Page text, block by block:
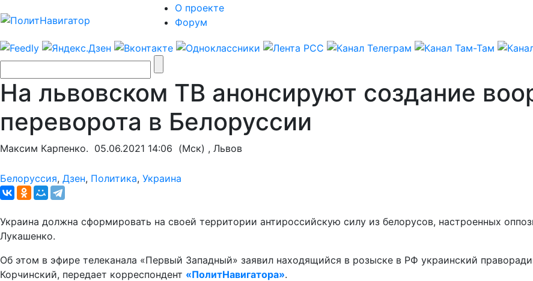
О проекте
Форум
На львовском ТВ анонсируют создание
переворота в Белоруссии
Максим Карпенко. 05.06.2021 14:06 (Мск) , Львов
Белоруссия, Дзен, Политика, Украина
Украина должна сформировать на своей территории антироссийскую силу из белорусов, настроенных
Лукашенко.
Об этом в эфире телеканала «Первый Западный» заявил находящийся в розыске в РФ украинский
Корчинский, передает корреспондент «ПолитНавигатора».